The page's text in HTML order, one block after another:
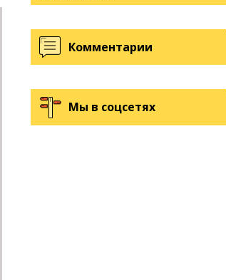
Комментарии
Мы в соцсетях